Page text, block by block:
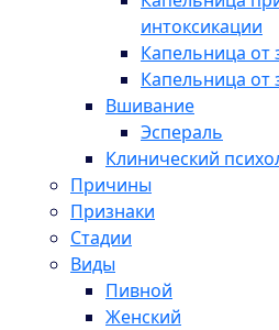
интоксикации
Капельница от
Капельница от
Вшивание
Эспераль
Клинический
Причины
Признаки
Стадии
Виды
Пивной
Женский